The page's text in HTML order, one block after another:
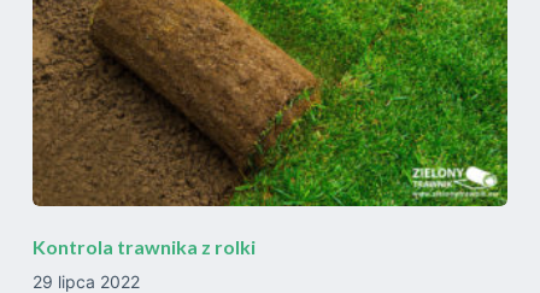
Kontrola trawnika z rolki
29 lipca 2022